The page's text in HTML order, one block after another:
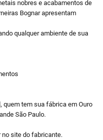
nobres e acabamentos de
Bognar apresentam
qualquer ambiente de sua
quem tem sua fábrica em Ouro
São Paulo.
site do fabricante.